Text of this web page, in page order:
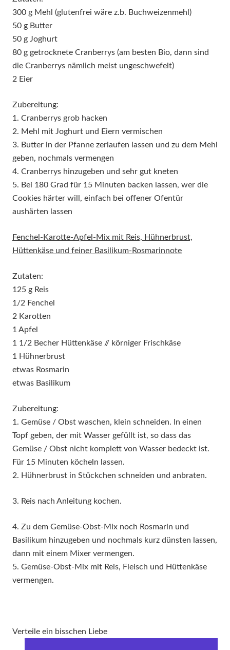
300 g Mehl (glutenfrei wäre z.b. Buchweizenmehl)
50 g Butter
50 g Joghurt
80 g getrocknete Cranberrys (am besten Bio, dann sind
die Cranberrys nämlich meist ungeschwefelt)
2 Eier
Zubereitung:
1. Cranberrys grob hacken
2. Mehl mit Joghurt und Eiern vermischen
3. Butter in der Pfanne zerlaufen lassen und zu dem Mehl
geben, nochmals vermengen
4. Cranberrys hinzugeben und sehr gut kneten
5. Bei 180 Grad für 15 Minuten backen lassen, wer die
Cookies härter will, einfach bei offener Ofentür
aushärten lassen
Fenchel-Karotte-Apfel-Mix mit Reis, Hühnerbrust,
Hüttenkäse und feiner Basilikum-Rosmarinnote
Zutaten:
125 g Reis
1/2 Fenchel
2 Karotten
1 Apfel
1 1/2 Becher Hüttenkäse // körniger Frischkäse
1 Hühnerbrust
etwas Rosmarin
etwas Basilikum
Zubereitung:
1. Gemüse / Obst waschen, klein schneiden. In einen
Topf geben, der mit Wasser gefüllt ist, so dass das
Gemüse / Obst nicht komplett von Wasser bedeckt ist.
Für 15 Minuten köcheln lassen.
2. Hühnerbrust in Stückchen schneiden und anbraten.
3. Reis nach Anleitung kochen.
4. Zu dem Gemüse-Obst-Mix noch Rosmarin und
Basilikum hinzugeben und nochmals kurz dünsten lassen,
dann mit einem Mixer vermengen.
5. Gemüse-Obst-Mix mit Reis, Fleisch und Hüttenkäse
vermengen.
Verteile ein bisschen Liebe